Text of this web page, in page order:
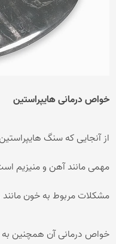
خواص درمانی هایپراستین
مهمی مانند آهن و منیزیم
مشکلات مربوط به خون
خواص درمانی آن همچنین